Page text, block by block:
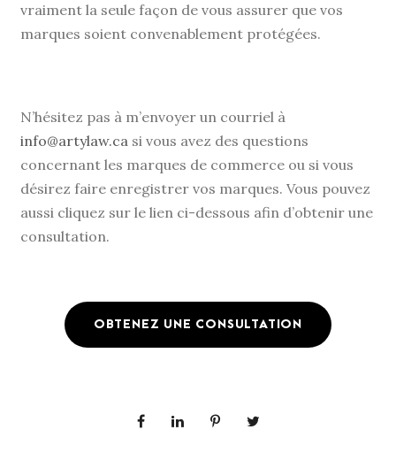
vraiment la seule façon de vous assurer que vos
marques soient convenablement protégées.
N’hésitez pas à m’envoyer un courriel à
info@artylaw.ca si vous avez des questions
concernant les marques de commerce ou si vous
désirez faire enregistrer vos marques. Vous pouvez
aussi cliquez sur le lien ci-dessous afin d’obtenir une
consultation.
OBTENEZ UNE CONSULTATION